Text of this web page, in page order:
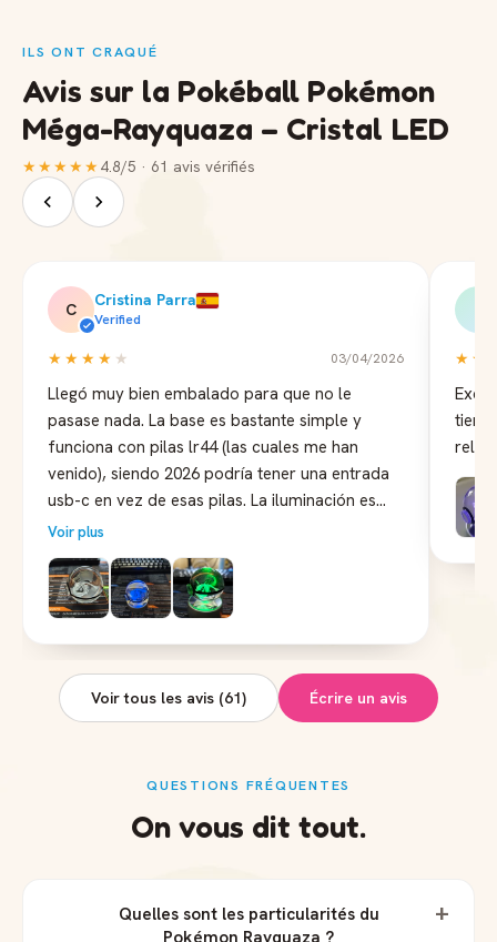
ILS ONT CRAQUÉ
Avis sur la Pokéball Pokémon
Méga-Rayquaza – Cristal LED
★★★★★4.8/5 · 61 avis vérifiés
C Cristina Parra
Verified
★★★★ ★ 03/04/2026
Llegó muy bien embalado para que no le
pasase nada. La base es bastante simple y
funciona con pilas lr44 (las cuales me han
venido), siendo 2026 podría tener una entrada
usb-c en vez de esas pilas. La iluminación es
multicolor haciendo un efecto de transición
entre los colores. El diseño del Pokémon está
bastante bien logrado y en general se ve
bastante bien. La bola de cristal tiene el lado
Voir plus
reloj
Voir tous les avis (61) Écrire un avis
QUESTIONS FRÉQUENTES
On vous dit tout.
Quelles sont les particularités du
Pokémon Rayquaza ?
+